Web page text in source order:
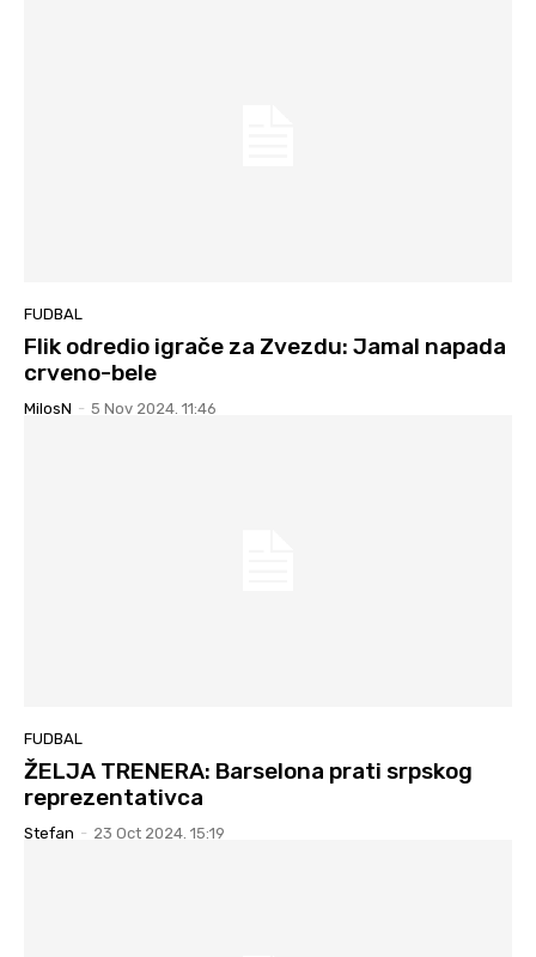
FUDBAL
Flik odredio igrače za Zvezdu: Jamal napada
crveno-bele
MilosN - 5 Nov 2024. 11:46
FUDBAL
ŽELJA TRENERA: Barselona prati srpskog
reprezentativca
Stefan - 23 Oct 2024. 15:19